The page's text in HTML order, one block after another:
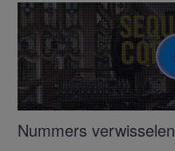
Nummers verwisselen